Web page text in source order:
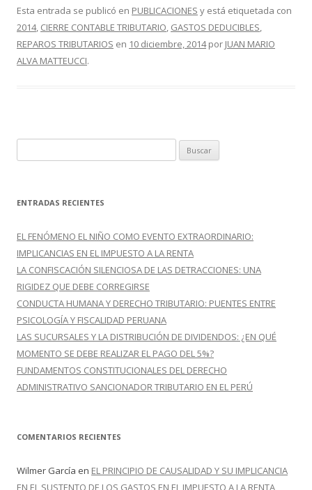
e
b
o
itt
er
m
p
Esta entrada se publicó en PUBLICACIONES y está etiquetada con
2014, CIERRE CONTABLE TRIBUTARIO, GASTOS DEDUCIBLES,
REPAROS TRIBUTARIOS en 10 diciembre, 2014por JUAN MARIO
ALVA MATTEUCCI.
u
c
r
:
ENTRADAS RECIENTES
EL FENÓMENO EL NIÑO COMO EVENTO EXTRAORDINARIO:
IMPLICANCIAS EN EL IMPUESTO A LA RENTA
LA CONFISCACIÓN SILENCIOSA DE LAS DETRACCIONES: UNA
RIGIDEZ QUE DEBE CORREGIRSE
CONDUCTA HUMANA Y DERECHO TRIBUTARIO: PUENTES ENTRE
PSICOLOGÍA Y FISCALIDAD PERUANA
LAS SUCURSALES Y LA DISTRIBUCIÓN DE DIVIDENDOS: ¿EN QUÉ
MOMENTO SE DEBE REALIZAR EL PAGO DEL 5%?
FUNDAMENTOS CONSTITUCIONALES DEL DERECHO
ADMINISTRATIVO SANCIONADOR TRIBUTARIO EN EL PERÚ
COMENTARIOS RECIENTES
Wilmer García en EL PRINCIPIO DE CAUSALIDAD Y SU IMPLICANCIA
EN EL SUSTENTO DE LOS GASTOS EN EL IMPUESTO A LA RENTA